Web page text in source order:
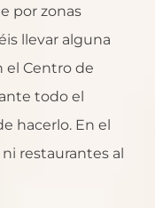
por zonas
llevar alguna
el Centro de
todo el
hacerlo. En el
restaurantes al